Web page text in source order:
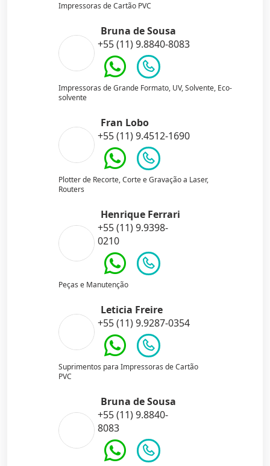
Impressoras de Cartão PVC
Bruna de Sousa
+55 (11) 9.8840-8083
Impressoras de Grande Formato, UV, Solvente, Eco-
solvente
Fran Lobo
+55 (11) 9.4512-1690
Plotter de Recorte, Corte e Gravação a Laser,
Routers
Henrique Ferrari
+55 (11) 9.9398-
0210
Peças e Manutenção
Leticia Freire
+55 (11) 9.9287-0354
Suprimentos para Impressoras de Cartão
PVC
Bruna de Sousa
+55 (11) 9.8840-
8083